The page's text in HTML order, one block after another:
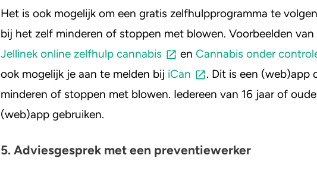
Het is ook mogelijk om een gratis zelfhulpprogramma te
bij het zelf minderen of stoppen met blowen. Voorbeelden van
Jellinek online zelfhulp cannabis
en Cannabis onder
ook mogelijk je aan te melden bij iCan
. Dit is een (web)app
minderen of stoppen met blowen. Iedereen van 16 jaar of
(web)app gebruiken.
5. Adviesgesprek met een preventiewerker